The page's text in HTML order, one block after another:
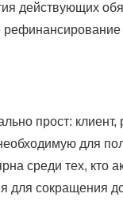
действующих
прост:
для
среди тех, кто
сокращения